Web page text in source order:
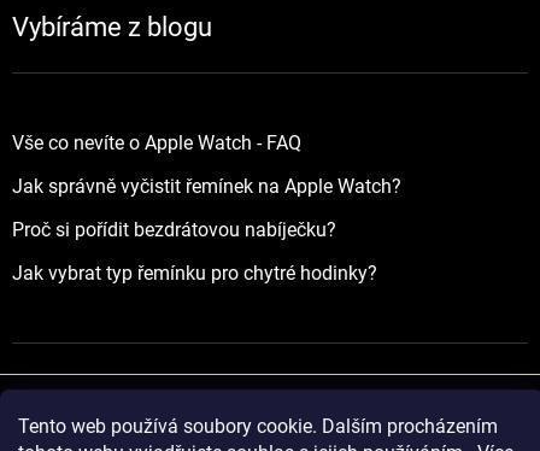
Tento web používá soubory cookie. Dalším procházením
Vybíráme z blogu
Vše co nevíte o Apple Watch - FAQ
Jak správně vyčistit řemínek na Apple Watch?
Proč si pořídit bezdrátovou nabíječku?
Jak vybrat typ řemínku pro chytré hodinky?
Vytvořil Shoptet